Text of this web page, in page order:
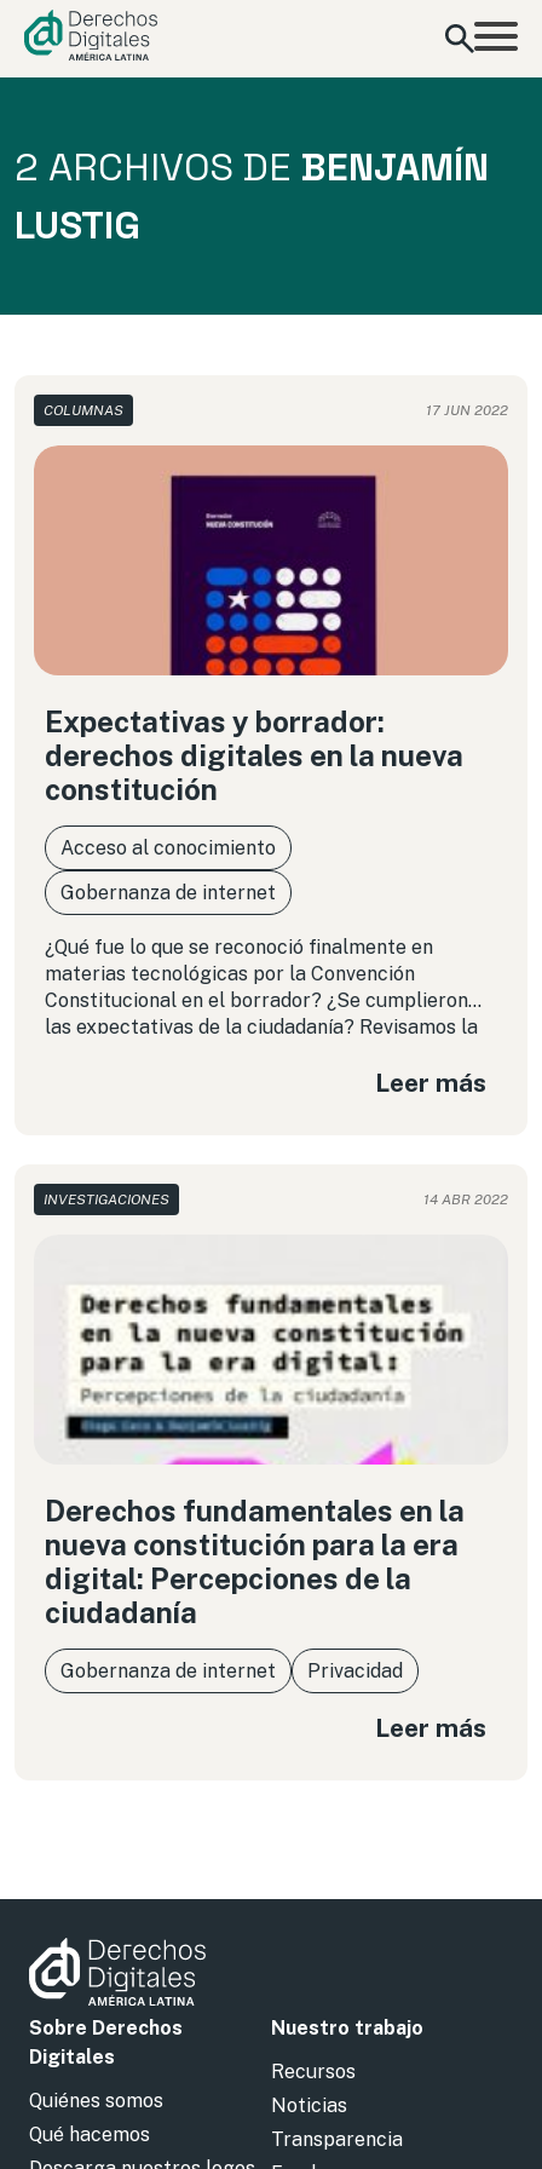
contenido
2 ARCHIVOS DE BENJAMÍN
LUSTIG
COLUMNAS 17 JUN 2022
Expectativas y borrador:
derechos digitales en la nueva
constitución
Acceso al conocimiento
Gobernanza de internet
¿Qué fue lo que se reconoció finalmente en
materias tecnológicas por la Convención
Constitucional en el borrador? ¿Se cumplieron
las expectativas de la ciudadanía? Revisamos la
“Derechos fundamentales en la nuevaLeer más
INVESTIGACIONES 14 ABR 2022
Derechos fundamentales en la
nueva constitución para la era
digital: Percepciones de la
ciudadanía
Gobernanza de internet Privacidad
Leer más
Sobre Derechos
Digitales
Quiénes somos
Qué hacemos
Nuestro trabajo
Recursos
Noticias
Transparencia